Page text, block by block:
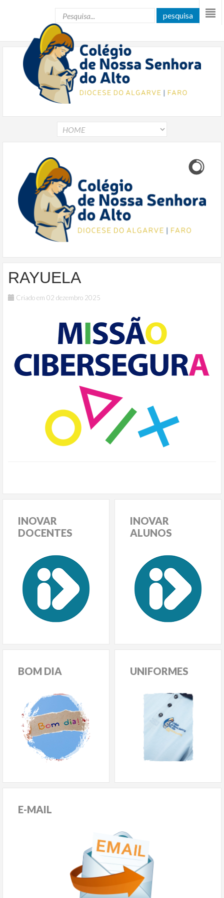
pesquisa
RAYUELA
Criado em 02 dezembro 2025
INOVAR
DOCENTES
BOM DIA
INOVAR
ALUNOS
UNIFORMES
E-MAIL